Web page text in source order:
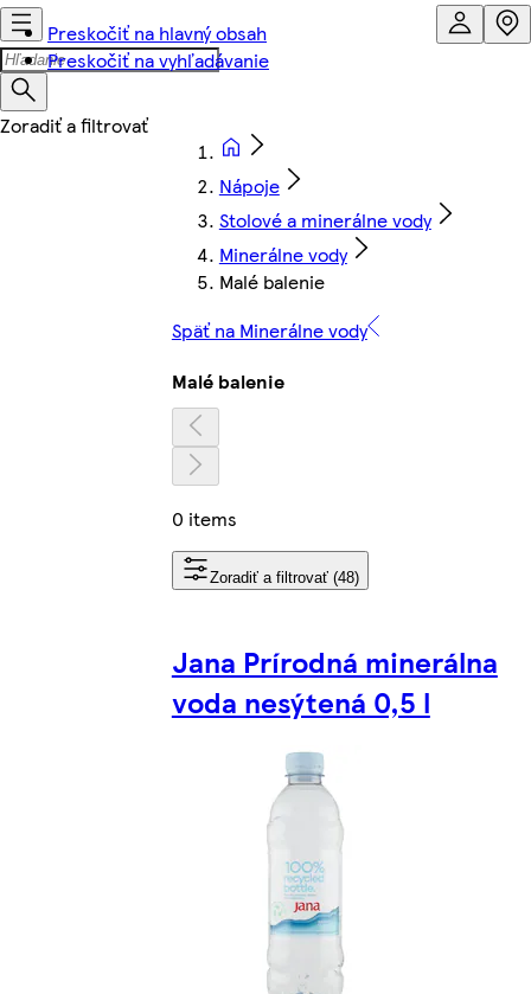
Preskočiť na hlavný obsah
Preskočiť na vyhľadávanie
Nápoje
Stolové a minerálne vody
Minerálne vody
Malé balenie
Späť na Minerálne vody
Malé balenie
0 items
Zoradiť a filtrovať (48)
Jana Prírodná minerálna
voda nesýtená 0,5 l